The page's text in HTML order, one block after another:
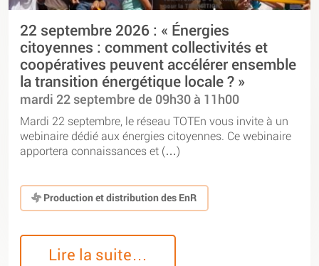
22 septembre 2026 : « Énergies
citoyennes : comment collectivités et
coopératives peuvent accélérer ensemble
la transition énergétique locale ? »
mardi 22 septembre de 09h30 à 11h00
Mardi 22 septembre, le réseau TOTEn vous invite à un
webinaire dédié aux énergies citoyennes. Ce webinaire
apportera connaissances et (…)
Production et distribution des EnR
Lire la suite…